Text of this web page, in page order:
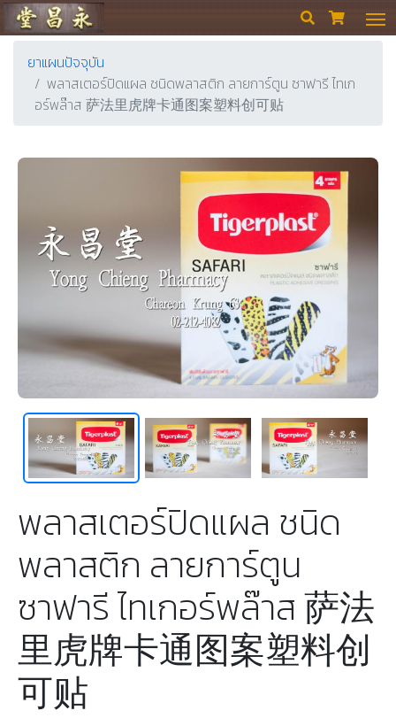
ร้านขายยา ย่งเชียงตึ๊ง  
ยาแผนปัจจุบัน
พลาสเตอร์ปิดแผล ชนิดพลาสติก ลายการ์ตูน ซาฟารี ไทเก
อร์พล๊าส 萨法里虎牌卡通图案塑料创可贴
พลาสเตอร์ปิดแผล ชนิด
พลาสติก ลายการ์ตูน
ซาฟารี ไทเกอร์พล๊าส 萨法
里虎牌卡通图案塑料创
可贴